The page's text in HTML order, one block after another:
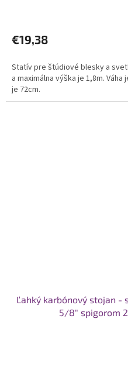
produktu
je
z
5
hviezdičiek.
€19,38
Statív pre štúdiové blesky a
a maximálna výška je 1,8m.
je 72cm.
Ľahký karbónový stojan -
5/8" spigorom